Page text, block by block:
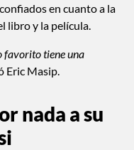
en cuanto a la
libro y la película.
favorito tiene una
Eric Masip.
nada a su